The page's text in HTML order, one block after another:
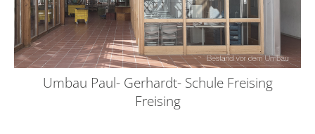
Umbau Paul- Gerhardt- Schule Freising
Freising